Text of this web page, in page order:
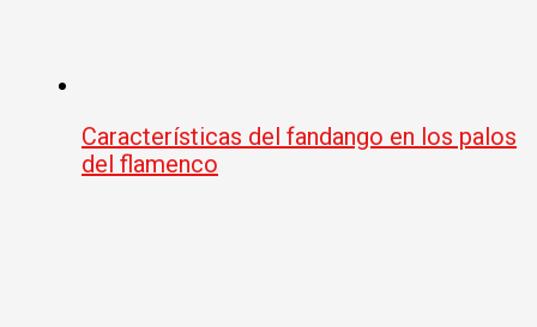
Características del fandango en los palos
del flamenco